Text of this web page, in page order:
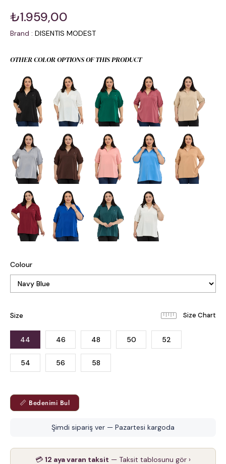
₺1.959,00
Brand : DISENTIS MODEST
OTHER COLOR OPTIONS OF THIS PRODUCT
Colour
Size
44 46 48 50 52
54 56 58
📏 Bedenimi Bul
Şimdi sipariş ver — Pazartesi kargoda
💳 12 aya varan taksit — Taksit tablosunu gör ›